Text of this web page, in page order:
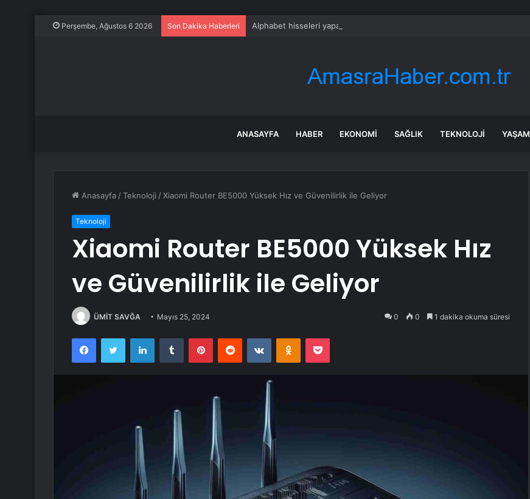
Perşembe, Ağustos 6 2026 Son Dakika Haberleri Alphabet hisseleri yapay zeka öncüsü Jeff Dean’in ayrılmasıyla %5 düştü
ANASAYFA HABER EKONOMI SAĞLIK TEKNOLOJI YAŞAM
Anasayfa /Teknoloji /Xiaomi Router BE5000 Yüksek Hız ve Güvenilirlik ile Geliyor
Teknoloji
Xiaomi Router BE5000 Yüksek Hız
ve Güvenilirlik ile Geliyor
ÜMİT SAVĞA Mayıs 25, 2024 0 0 1 dakika okuma süresi
FacebookTwitter LinkedInTumblr PinterestReddit VKontakteOdnoklassniki
Pocket